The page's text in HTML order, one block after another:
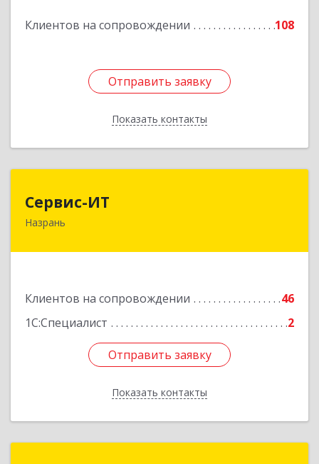
Клиентов на сопровождении 108
Отправить заявку
Показать контакты
Отправить заявку
Назад
Сервис-ИТ
Назрань
Клиентов на сопровождении
46
1С:Специалист
2
Отправить заявку
Показать контакты
Подробнее
Отправить заявку
Назад